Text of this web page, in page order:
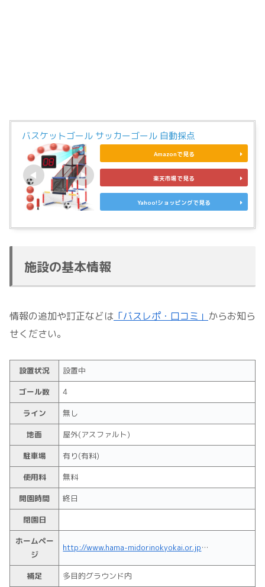
バスケットゴール サッカーゴール 自動採点
Amazonで見る
楽天市場で見る
Yahoo!ショッピングで見る
施設の基本情報
情報の追加や訂正などは 「バスレポ・口コミ」 からお知ら
せください。
設置状況
設置中
ゴール数
4
ライン
無し
地面
屋外(アスファルト)
駐車場
有り(有料)
使用料
無料
開園時間
終日
閉園日
ホームペー
ジ
http://www.hama-midorinokyokai.or.jp/park/uminokouen/
補足 多目的グラウンド内